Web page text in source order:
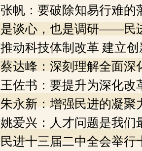
张帆：要破除知易行难的
是谈心，也是调研——民
推动科技体制改革 建立
蔡达峰：深刻理解全面深
王佐书：要提升为深化改
朱永新：增强民进的凝聚
姚爱兴：人才问题是我们
民进十三届二中全会举行